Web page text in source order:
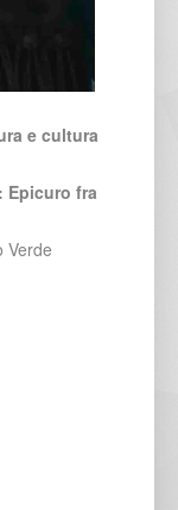
e cultura
Epicuro fra
Verde